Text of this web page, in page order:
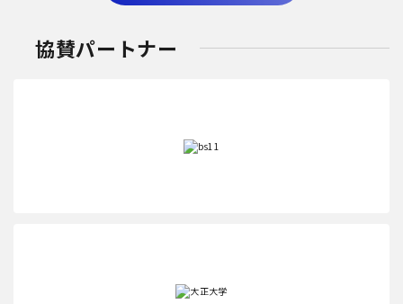
協賛パートナー